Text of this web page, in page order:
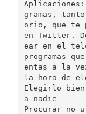
gramas,
orio, que te
en Twitter.
ear en el
programas
entas a la
la hora de
Elegirlo
a nadie -­‐
Procurar no